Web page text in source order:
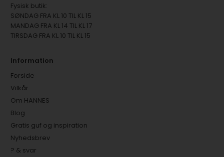
Fysisk butik:
SØNDAG FRA KL 10 TIL KL 15
MANDAG FRA KL 14 TIL KL 17
TIRSDAG FRA KL 10 TIL KL 15
Information
Forside
Vilkår
Om HANNES
Blog
Gratis guf og inspiration
Nyhedsbrev
? & svar